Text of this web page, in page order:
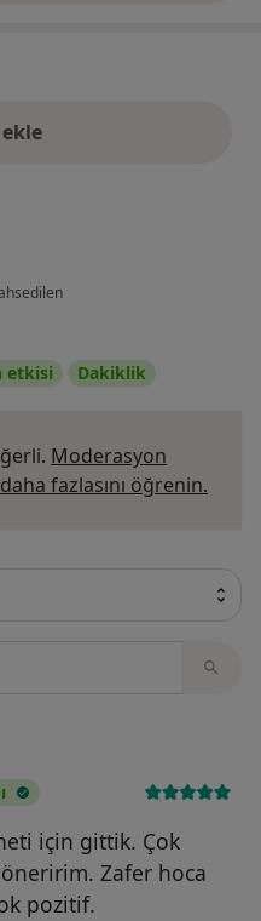
etkisi
Dakiklik
Moderasyon
fazlasını öğrenin.
için gittik. Çok
Zafer hoca
pozitif.